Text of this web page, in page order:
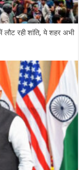
लौट रही शांति, ये शहर अभी